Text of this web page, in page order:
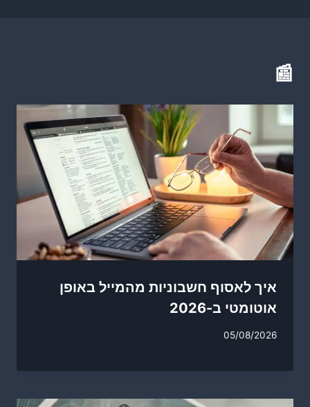
📰
איך לאסוף חשבוניות מהמייל באופן
אוטומטי ב-2026
05/08/2026